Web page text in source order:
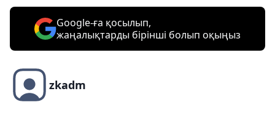
Google-ға қосылып,
жаңалықтарды бірінші болып оқыңыз
zkadm